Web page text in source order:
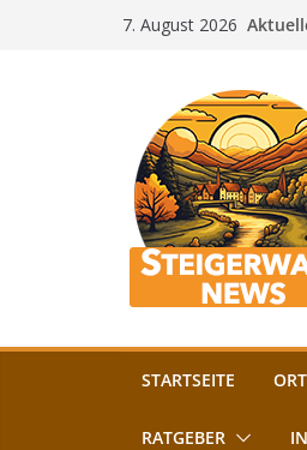
7. August 2026
STARTSEITE
RATGEBER